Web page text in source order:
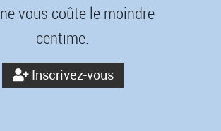
vous coûte le moindre
centime.
Inscrivez-vous